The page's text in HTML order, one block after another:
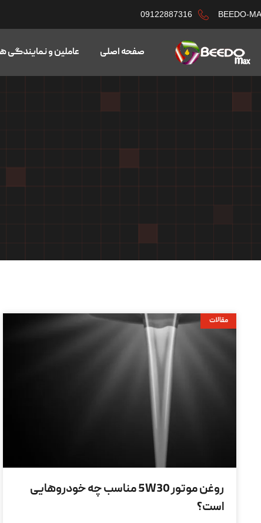
BEEDO-
09122887316
صفحه اصلی عاملین و نمایندگی
مقالات
روغن موتور 5W30 مناسب چه خودروهایی
است؟